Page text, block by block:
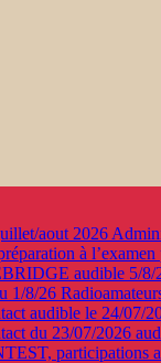
aout 2026
à
audible 5/8/
1/8/26
audible le 24/07/
du 23/07/2026
participations